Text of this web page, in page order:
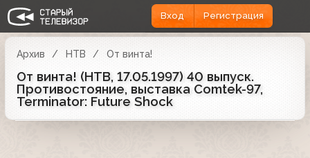
Вход Регистрация
Архив НТВ От винта!
От винта! (НТВ, 17.05.1997) 40 выпуск.
Противостояние, выставка Comtek-97,
Terminator: Future Shock